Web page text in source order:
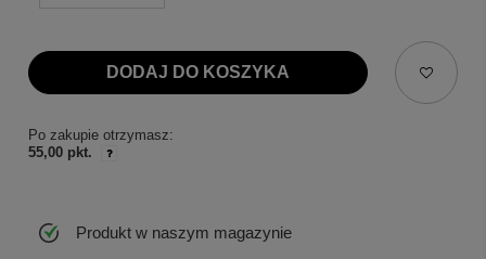
DODAJ DO KOSZYKA
Po zakupie otrzymasz:
55,00 pkt.
Produkt w naszym magazynie